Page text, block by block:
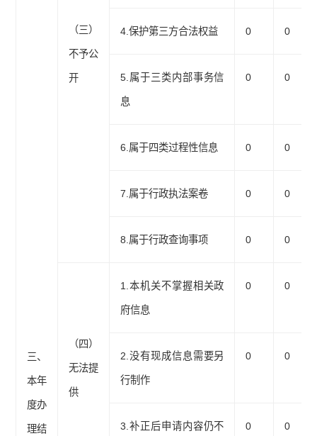
三、
本年
度办
理结
（三）
不予公
开
4.保护第三方合法权益 0 0
5.属于三类内部事务信
息
0 0
6.属于四类过程性信息 0 0
7.属于行政执法案卷 0 0
8.属于行政查询事项 0 0
（四）
无法提
供
1.本机关不掌握相关政
府信息
0 0
2.没有现成信息需要另
行制作
0 0
3.补正后申请内容仍不 0 0